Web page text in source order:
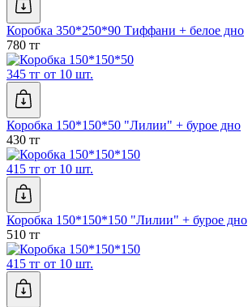
Коробка 350*250*90 Тиффани + белое дно
780 тг
345 тг от 10 шт.
Коробка 150*150*50 "Лилии" + бурое дно
430 тг
415 тг от 10 шт.
Коробка 150*150*150 "Лилии" + бурое дно
510 тг
415 тг от 10 шт.